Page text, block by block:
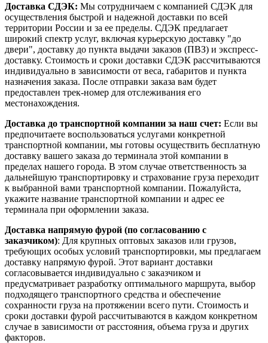
Доставка СДЭК: Мы сотрудничаем с компанией СДЭК для
осуществления быстрой и надежной доставки по всей
территории России и за ее пределы. СДЭК предлагает
широкий спектр услуг, включая курьерскую доставку "до
двери", доставку до пункта выдачи заказов (ПВЗ) и экспресс-
доставку. Стоимость и сроки доставки СДЭК рассчитываются
индивидуально в зависимости от веса, габаритов и пункта
назначения заказа. После отправки заказа вам будет
предоставлен трек-номер для отслеживания его
местонахождения.
Доставка до транспортной компании за наш счет: Если вы
предпочитаете воспользоваться услугами конкретной
транспортной компании, мы готовы осуществить бесплатную
доставку вашего заказа до терминала этой компании в
пределах нашего города. В этом случае ответственность за
дальнейшую транспортировку и страхование груза переходит
к выбранной вами транспортной компании. Пожалуйста,
укажите название транспортной компании и адрес ее
терминала при оформлении заказа.
Доставка напрямую фурой (по согласованию с
заказчиком): Для крупных оптовых заказов или грузов,
требующих особых условий транспортировки, мы предлагаем
доставку напрямую фурой. Этот вариант доставки
согласовывается индивидуально с заказчиком и
предусматривает разработку оптимального маршрута, выбор
подходящего транспортного средства и обеспечение
сохранности груза на протяжении всего пути. Стоимость и
сроки доставки фурой рассчитываются в каждом конкретном
случае в зависимости от расстояния, объема груза и других
факторов.